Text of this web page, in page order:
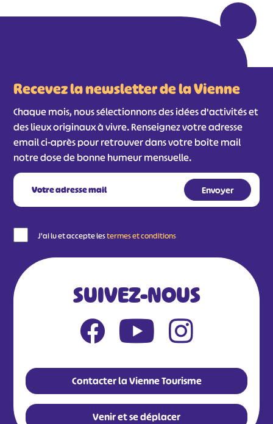
Recevez la newsletter de la Vienne
Chaque mois, nous sélectionnons des idées d'activités et
des lieux originaux à vivre. Renseignez votre adresse
email ci-après pour retrouver dans votre boîte mail
notre dose de bonne humeur mensuelle.
J'ai lu et accepte lestermes et conditions
SUIVEZ-NOUS
Contacter la Vienne Tourisme
Venir et se déplacer